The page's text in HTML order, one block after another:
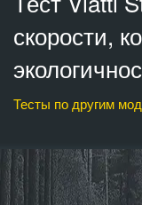
скорости,
Тесты по другим